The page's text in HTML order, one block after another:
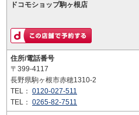
ドコモショップ駒ヶ根店
住所/電話番号
〒399-4117
長野県駒ヶ根市赤穂1310-2
TEL： 0120-027-511
TEL： 0265-82-7511